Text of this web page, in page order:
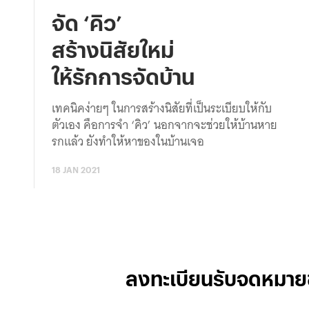
จัด ‘คิว’
สร้างนิสัยใหม่
ให้รักการจัดบ้าน
เทคนิคง่ายๆ ในการสร้างนิสัยที่เป็นระเบียบให้กับ
ตัวเอง คือการจำ ‘คิว’ นอกจากจะช่วยให้บ้านหาย
รกแล้ว ยังทำให้หาของในบ้านเจอ
18 JAN 2021
ลงทะเบียนรับจดหมา